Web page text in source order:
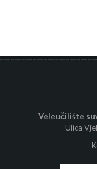
Veleučilište
Ulica